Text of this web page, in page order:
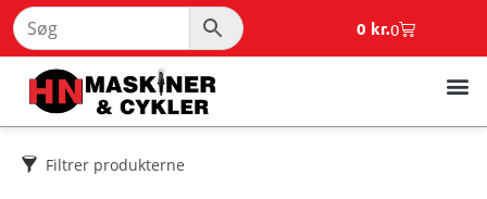
0 kr.0
Filtrer produkterne